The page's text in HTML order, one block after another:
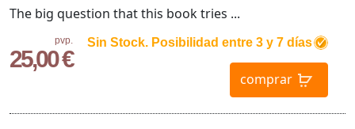
pvp.
25,00 €
Sin Stock. Posibilidad entre 3 y 7 días
comprar
The big question that this book tries ...